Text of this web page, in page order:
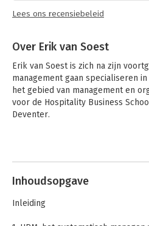
Lees ons recensiebeleid
Over Erik van Soest
Erik van Soest is zich na zijn
management gaan specialiseren
het gebied van management en
voor de Hospitality Business
Deventer.
Inhoudsopgave
Inleiding